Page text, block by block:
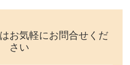
お気軽にお問合せくだ
さい